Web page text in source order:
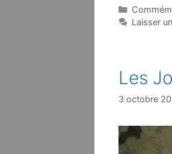
Laisser
Les
3 octobre